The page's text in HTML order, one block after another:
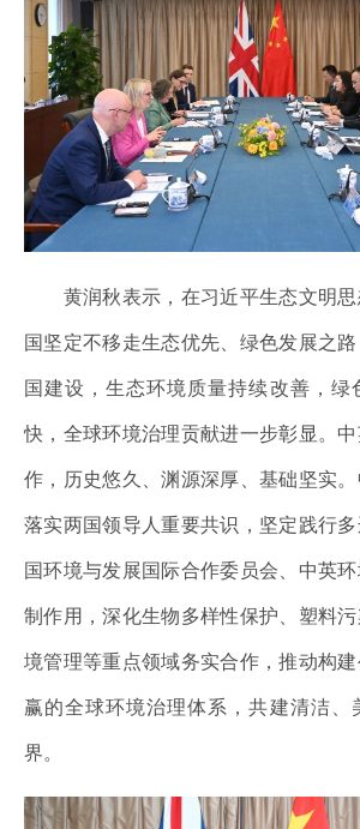
黄润秋表示，在习近平生态文明思
国坚定不移走生态优先、绿色发展之
国建设，生态环境质量持续改善，绿
快，全球环境治理贡献进一步彰显。
作，历史悠久、渊源深厚、基础坚实
落实两国领导人重要共识，坚定践行
国环境与发展国际合作委员会、中英
制作用，深化生物多样性保护、塑料
境管理等重点领域务实合作，推动构
赢的全球环境治理体系，共建清洁、
界。